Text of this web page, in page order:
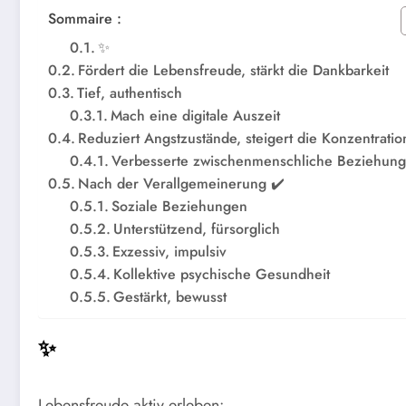
Sommaire :
✨
Fördert die Lebensfreude, stärkt die Dankbarkeit
Tief, authentisch
Mach eine digitale Auszeit
Reduziert Angstzustände, steigert die
Verbesserte zwischenmenschliche
Nach der Verallgemeinerung ✔️
Soziale Beziehungen
Unterstützend, fürsorglich
Exzessiv, impulsiv
Kollektive psychische Gesundheit
Gestärkt, bewusst
✨